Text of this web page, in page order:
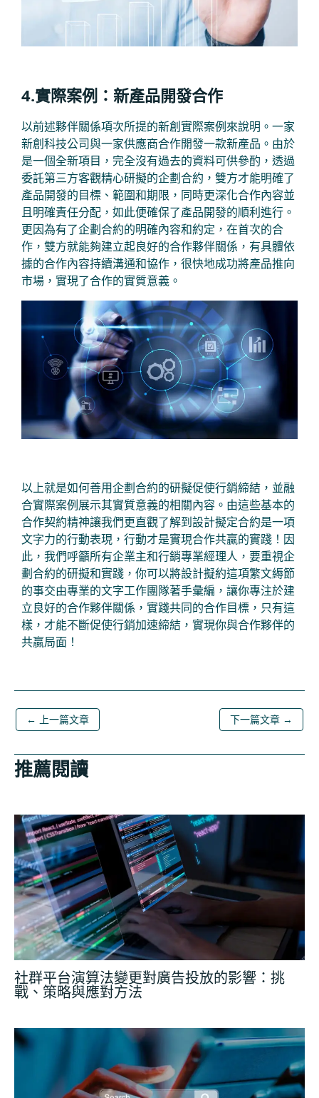
4.實際案例：新產品開發合作
以前述夥伴關係項次所提的新創實際案例來說明。一家
新創科技公司與一家供應商合作開發一款新產品。由於
是一個全新項目，完全沒有過去的資料可供參酌，透過
委託第三方客觀精心研擬的企劃合約，雙方才能明確了
產品開發的目標、範圍和期限，同時更深化合作內容並
且明確責任分配，如此便確保了產品開發的順利進行。
更因為有了企劃合約的明確內容和約定，在首次的合
作，雙方就能夠建立起良好的合作夥伴關係，有具體依
據的合作內容持續溝通和協作，很快地成功將產品推向
市場，實現了合作的實質意義。
以上就是如何善用企劃合約的研擬促使行銷締結，並融
合實際案例展示其實質意義的相關內容。由這些基本的
合作契約精神讓我們更直觀了解到設計擬定合約是一項
文字力的行動表現，行動才是實現合作共贏的實踐！因
此，我們呼籲所有企業主和行銷專業經理人，要重視企
劃合約的研擬和實踐，你可以將設計擬約這項繁文縟節
的事交由專業的文字工作團隊著手彙編，讓你專注於建
立良好的合作夥伴關係，實踐共同的合作目標，只有這
樣，才能不斷促使行銷加速締結，實現你與合作夥伴的
共贏局面！
← 上一篇文章 下一篇文章 →
推薦閱讀
社群平台演算法變更對廣告投放的影響：挑
戰、策略與應對方法